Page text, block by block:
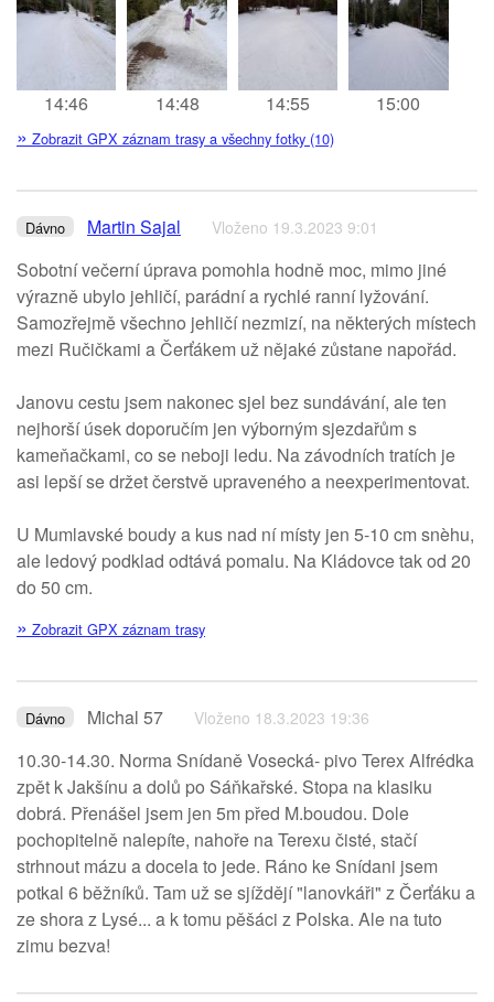
14:46 14:48 14:55 15:00
» Zobrazit GPX záznam trasy a všechny fotky (10)
Dávno Martin Sajal Vloženo 19.3.2023 9:01
Sobotní večerní úprava pomohla hodně moc, mimo jiné
výrazně ubylo jehličí, parádní a rychlé ranní lyžování.
Samozřejmě všechno jehličí nezmizí, na některých místech
mezi Ručičkami a Čerťákem už nějaké zůstane napořád.
Janovu cestu jsem nakonec sjel bez sundávání, ale ten
nejhorší úsek doporučím jen výborným sjezdařům s
kameňačkami, co se neboji ledu. Na závodních tratích je
asi lepší se držet čerstvě upraveného a neexperimentovat.
U Mumlavské boudy a kus nad ní místy jen 5-10 cm snèhu,
ale ledový podklad odtává pomalu. Na Kládovce tak od 20
do 50 cm.
» Zobrazit GPX záznam trasy
Dávno Michal 57 Vloženo 18.3.2023 19:36
10.30-14.30. Norma Snídaně Vosecká- pivo Terex Alfrédka
zpět k Jakšínu a dolů po Sáňkařské. Stopa na klasiku
dobrá. Přenášel jsem jen 5m před M.boudou. Dole
pochopitelně nalepíte, nahoře na Terexu čisté, stačí
strhnout mázu a docela to jede. Ráno ke Snídani jsem
potkal 6 běžníků. Tam už se sjíždějí "lanovkáři" z Čerťáku a
ze shora z Lysé... a k tomu pěšáci z Polska. Ale na tuto
zimu bezva!